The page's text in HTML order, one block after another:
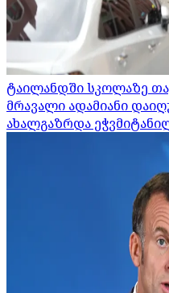
ტაილანდში სკოლაზე
მრავალი ადამიანი
ახალგაზრდა